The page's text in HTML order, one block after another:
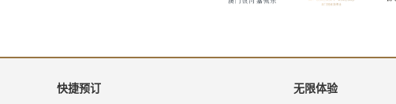
快捷预订 无限体验